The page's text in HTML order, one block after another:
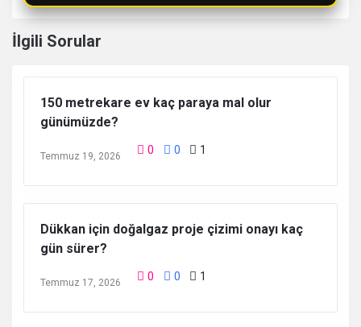
İlgili Sorular
150 metrekare ev kaç paraya mal olur
günümüzde?
Temmuz 19, 2026 0 0 1
Dükkan için doğalgaz proje çizimi onayı kaç
gün sürer?
Temmuz 17, 2026 0 0 1